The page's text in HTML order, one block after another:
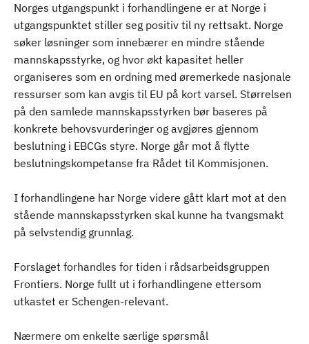
Norges utgangspunkt i forhandlingene er at Norge i
utgangspunktet stiller seg positiv til ny rettsakt. Norge
søker løsninger som innebærer en mindre stående
mannskapsstyrke, og hvor økt kapasitet heller
organiseres som en ordning med øremerkede nasjonale
ressurser som kan avgis til EU på kort varsel. Størrelsen
på den samlede mannskapsstyrken bør baseres på
konkrete behovsvurderinger og avgjøres gjennom
beslutning i EBCGs styre. Norge går mot å flytte
beslutningskompetanse fra Rådet til Kommisjonen.
I forhandlingene har Norge videre gått klart mot at den
stående mannskapsstyrken skal kunne ha tvangsmakt
på selvstendig grunnlag.
Forslaget forhandles for tiden i rådsarbeidsgruppen
Frontiers. Norge fullt ut i forhandlingene ettersom
utkastet er Schengen-relevant.
Nærmere om enkelte særlige spørsmål